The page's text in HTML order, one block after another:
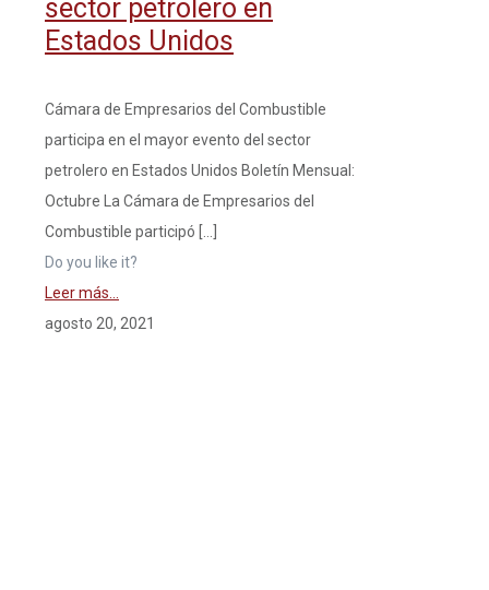
sector petrolero en
Estados Unidos
Cámara de Empresarios del Combustible
participa en el mayor evento del sector
petrolero en Estados Unidos Boletín Mensual:
Octubre La Cámara de Empresarios del
Combustible participó
Do you like it?
Leer más...
agosto 20, 2021